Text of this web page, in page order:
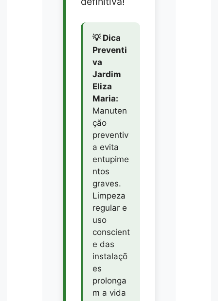
💡 Dica
Preventi
va
Jardim
Eliza
Maria:
Manuten
ção
preventiv
a evita
entupime
ntos
graves.
Limpeza
regular e
uso
conscient
e das
instalaçõ
es
prolonga
m a vida